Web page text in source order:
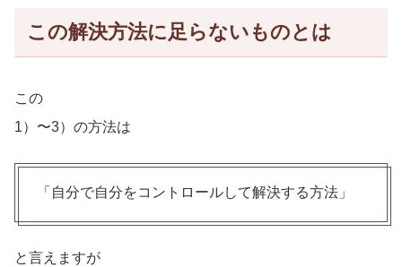
この解決方法に足らないものとは
この
1）〜3）の方法は
「自分で自分をコントロールして解決する方法」
と言えますが